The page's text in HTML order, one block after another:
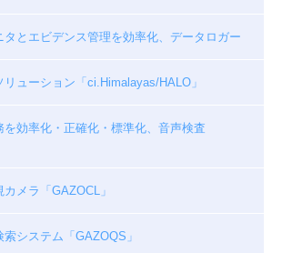
タとエビデンス管理を効率化、データロガー
ューション「ci.Himalayas/HALO」
を効率化・正確化・標準化、音声検査
メラ「GAZOCL」
システム「GAZOQS」